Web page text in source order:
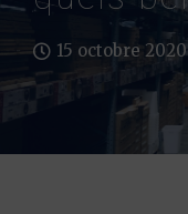
15 octobre 2020